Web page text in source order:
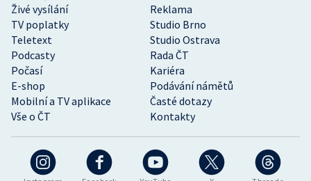
Živé vysílání
Reklama
TV poplatky
Studio Brno
Teletext
Studio Ostrava
Podcasty
Rada ČT
Počasí
Kariéra
E-shop
Podávání námětů
Mobilní a TV aplikace
Časté dotazy
Vše o ČT
Kontakty